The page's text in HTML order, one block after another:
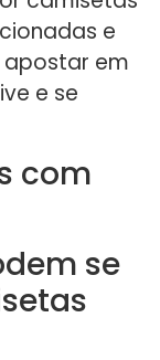
e
em
e se
com
se